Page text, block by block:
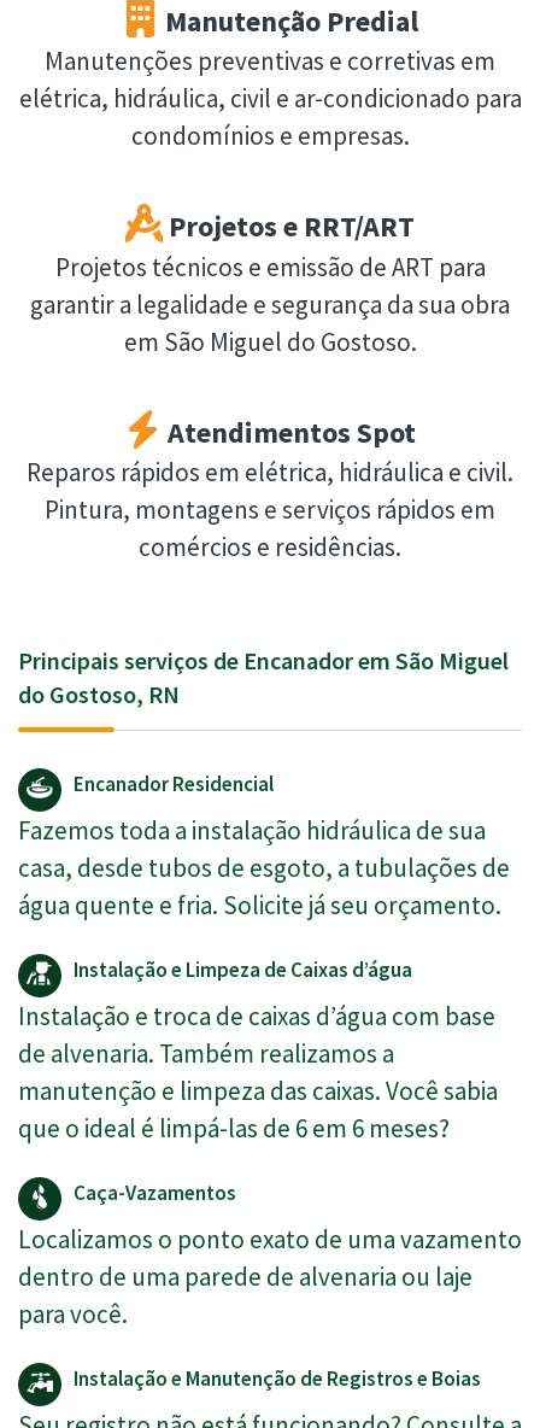
Manutenção Predial
Manutenções preventivas e corretivas em
elétrica, hidráulica, civil e ar-condicionado para
condomínios e empresas.
Projetos e RRT/ART
Projetos técnicos e emissão de ART para
garantir a legalidade e segurança da sua obra
em São Miguel do Gostoso.
Atendimentos Spot
Reparos rápidos em elétrica, hidráulica e civil.
Pintura, montagens e serviços rápidos em
comércios e residências.
Principais serviços de Encanador em São Miguel
do Gostoso, RN
Encanador Residencial
Fazemos toda a instalação hidráulica de sua
casa, desde tubos de esgoto, a tubulações de
água quente e fria. Solicite já seu orçamento.
Instalação e Limpeza de Caixas d’água
Instalação e troca de caixas d’água com base
de alvenaria. Também realizamos a
manutenção e limpeza das caixas. Você sabia
que o ideal é limpá-las de 6 em 6 meses?
Caça-Vazamentos
Localizamos o ponto exato de uma vazamento
dentro de uma parede de alvenaria ou laje
para você.
Instalação e Manutenção de Registros e Boias